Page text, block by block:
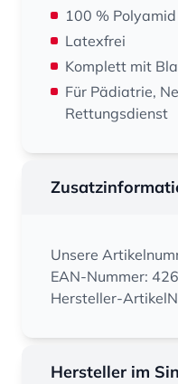
100 % Polyamid
Latexfrei
Komplett mit
Für Pädiatrie,
Rettungsdienst
Unsere
EAN-Nummer:
Hersteller-
Hersteller im